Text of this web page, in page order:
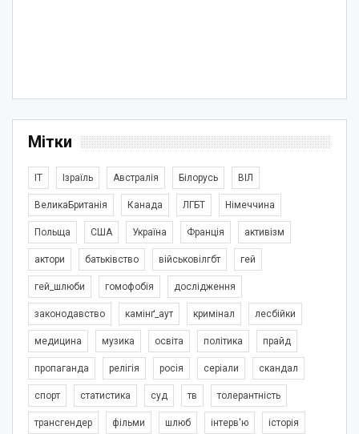
Мітки
IT Ізраїль Австралія Білорусь ВІЛ
ВеликаБританія Канада ЛГБТ Німеччина
Польща США Україна Франція активізм
актори батьківство військовілгбт гей
гей_шлюби гомофобія дослідження
законодавство камінґ_аут кримінал лесбійки
медицина музика освіта політика прайд
пропаганда релігія росія серіали скандал
спорт статистика суд тв толерантність
трансгендер фільми шлюб інтерв'ю історія